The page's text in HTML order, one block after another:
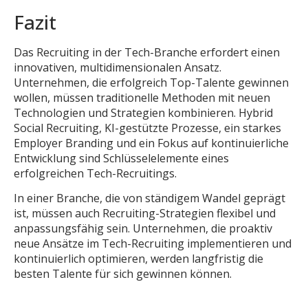
Fazit
Das Recruiting in der Tech-Branche erfordert einen
innovativen, multidimensionalen Ansatz.
Unternehmen, die erfolgreich Top-Talente gewinnen
wollen, müssen traditionelle Methoden mit neuen
Technologien und Strategien kombinieren. Hybrid
Social Recruiting, KI-gestützte Prozesse, ein starkes
Employer Branding und ein Fokus auf kontinuierliche
Entwicklung sind Schlüsselelemente eines
erfolgreichen Tech-Recruitings.
In einer Branche, die von ständigem Wandel geprägt
ist, müssen auch Recruiting-Strategien flexibel und
anpassungsfähig sein. Unternehmen, die proaktiv
neue Ansätze im Tech-Recruiting implementieren und
kontinuierlich optimieren, werden langfristig die
besten Talente für sich gewinnen können.